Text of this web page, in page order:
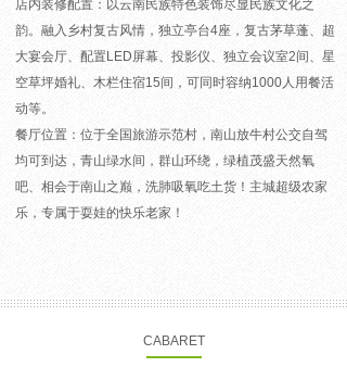
店内装修配置：以云南民族特色装饰尽显民族文化之
韵。融入乡村复古风情，独立亭台4座，复古茅草蓬、超
大宴会厅、配置LED屏幕、投影仪、独立会议室2间、星
空草坪婚礼、木栏住宿15间，可同时容纳1000人用餐活
动等。
餐厅位置：位于全国旅游示范村，南山放牛村公交自驾
均可到达，青山绿水间，群山环绕，绿植茂盛天然氧
吧、相会于南山之巅，洗肺吸氧吃土货！主城超级农家
乐，专属于耍娃的快乐老家！
CABARET